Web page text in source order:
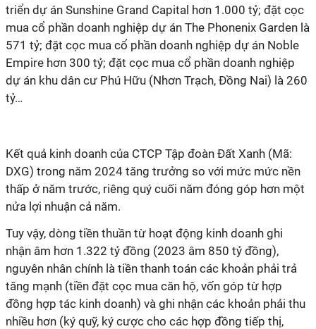
triển dự án Sunshine Grand Capital hơn 1.000 tỷ; đặt cọc
mua cổ phần doanh nghiệp dự án The Phonenix Garden là
571 tỷ; đặt cọc mua cổ phần doanh nghiệp dự án Noble
Empire hơn 300 tỷ; đặt cọc mua cổ phần doanh nghiệp
dự án khu dân cư Phú Hữu (Nhơn Trạch, Đồng Nai) là 260
tỷ…
Kết quả kinh doanh của CTCP Tập đoàn Đất Xanh (Mã:
DXG) trong năm 2024 tăng trưởng so với mức mức nền
thấp ở năm trước, riêng quý cuối năm đóng góp hơn một
nửa lợi nhuận cả năm.
Tuy vậy, dòng tiền thuần từ hoạt động kinh doanh ghi
nhận âm hơn 1.322 tỷ đồng (2023 âm 850 tỷ đồng),
nguyên nhân chính là tiền thanh toán các khoản phải trả
tăng mạnh (tiền đặt cọc mua căn hộ, vốn góp từ hợp
đồng hợp tác kinh doanh) và ghi nhận các khoản phải thu
nhiều hơn (ký quỹ, ký cược cho các hợp đồng tiếp thị,